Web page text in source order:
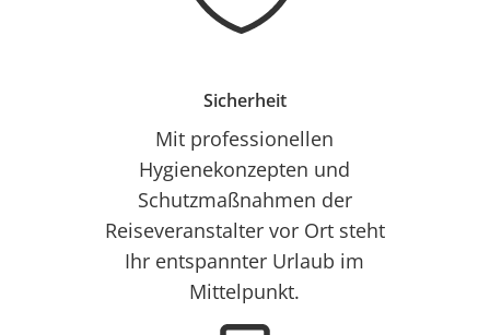
Sicherheit
Mit professionellen
Hygienekonzepten und
Schutzmaßnahmen der
Reiseveranstalter vor Ort steht
Ihr entspannter Urlaub im
Mittelpunkt.